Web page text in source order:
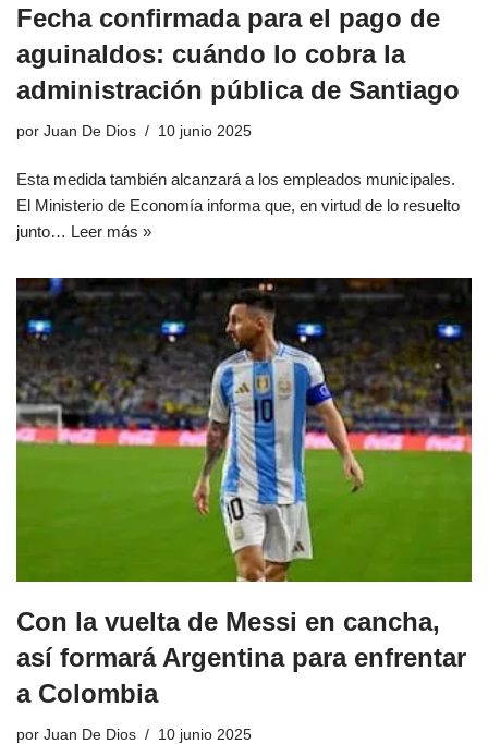
Fecha confirmada para el pago de
aguinaldos: cuándo lo cobra la
administración pública de Santiago
por Juan De Dios 10 junio 2025
Esta medida también alcanzará a los empleados municipales.
El Ministerio de Economía informa que, en virtud de lo resuelto
junto… Leer más »
Con la vuelta de Messi en cancha,
así formará Argentina para enfrentar
a Colombia
por Juan De Dios 10 junio 2025